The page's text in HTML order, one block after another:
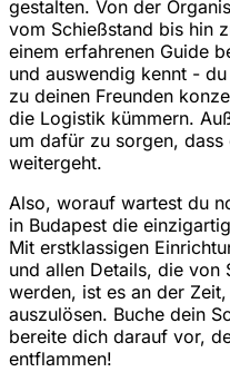
gestalten. Von der
vom Schießstand bis hin
einem erfahrenen Guide
und auswendig kennt -
zu deinen Freunden
die Logistik kümmern.
um dafür zu sorgen,
weitergeht.
Also, worauf wartest du
in Budapest die
Mit erstklassigen
und allen Details, die von
werden, ist es an der
auszulösen. Buche dein
bereite dich darauf vor,
entflammen!